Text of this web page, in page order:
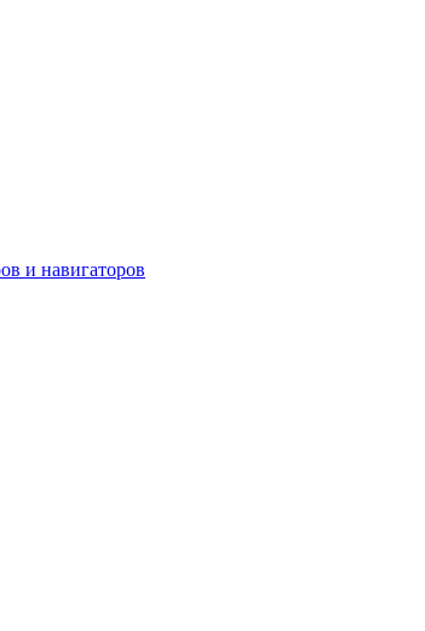
и навигаторов